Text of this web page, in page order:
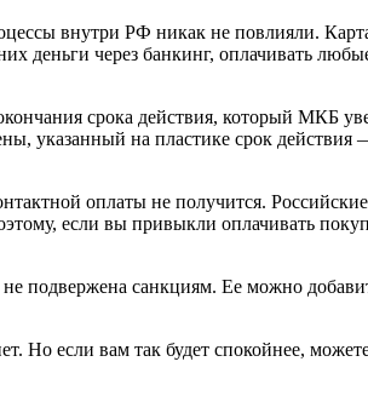
внутри РФ никак не повлияли.
деньги через банкинг, оплачивать
срока действия, который МКБ
указанный на пластике срок
оплаты не получится.
если вы привыкли оплачивать
подвержена санкциям. Ее можно
если вам так будет спокойнее, можете